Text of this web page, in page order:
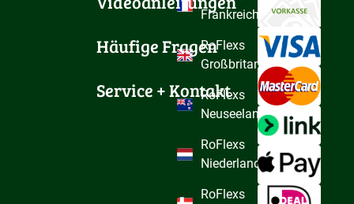
Häufige Fragen
Service + Kontakt
Frankreich
RoFlexs
Großbritannien
RoFlexs
Neuseeland
RoFlexs
Niederlande
RoFlexs